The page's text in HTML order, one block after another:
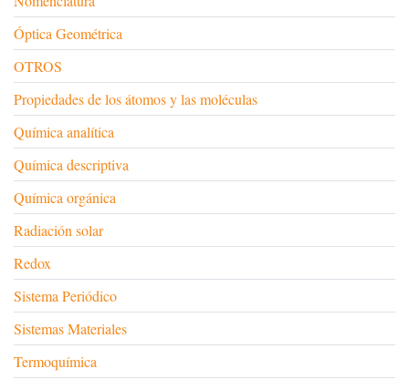
Óptica Geométrica
OTROS
Propiedades de los átomos y las moléculas
Química analítica
Química descriptiva
Química orgánica
Radiación solar
Redox
Sistema Periódico
Sistemas Materiales
Termoquímica